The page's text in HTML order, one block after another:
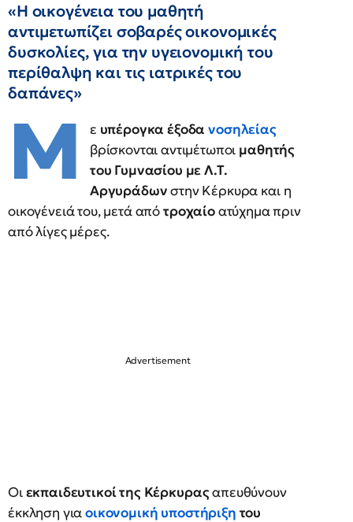
«Η οικογένεια του μαθητή
αντιμετωπίζει σοβαρές οικονομικές
δυσκολίες, για την υγειονομική του
περίθαλψη και τις ιατρικές του
δαπάνες»
Μ ε υπέρογκα έξοδανοσηλείας
βρίσκονται αντιμέτωποι μαθητής
του Γυμνασίου με Λ.Τ.
Αργυράδωνστην Κέρκυρα και η
οικογένειά του, μετά απότροχαίοατύχημα πριν
από λίγες μέρες.
Οιεκπαιδευτικοί της Κέρκυραςαπευθύνουν
έκκληση γιαοικονομική υποστήριξη του